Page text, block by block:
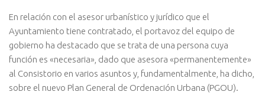
En relación con el asesor urbanístico y jurídico que el
Ayuntamiento tiene contratado, el portavoz del equipo de
gobierno ha destacado que se trata de una persona cuya
función es «necesaria», dado que asesora «permanentemente»
al Consistorio en varios asuntos y, fundamentalmente, ha dicho,
sobre el nuevo Plan General de Ordenación Urbana (PGOU).